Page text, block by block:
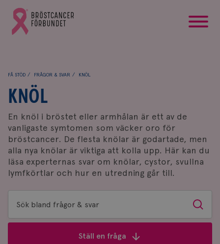
Gå
till
Bröstcancerförbundets
FÅ STÖD FRÅGOR & SVAR KNÖL
KNÖL
En knöl i bröstet eller armhålan är ett av de
vanligaste symtomen som väcker oro för
bröstcancer. De flesta knölar är godartade, men
alla nya knölar är viktiga att kolla upp. Här kan du
läsa experternas svar om knölar, cystor, svullna
lymfkörtlar och hur en utredning går till.
Sök
bland
Sök
Ställ en fråga